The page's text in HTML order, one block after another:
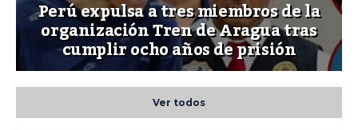
Perú expulsa a tres miembros de la
organización Tren de Aragua tras
cumplir ocho años de prisión
Ver todos